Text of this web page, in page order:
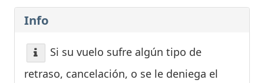
Info
Si su vuelo sufre algún tipo de
retraso, cancelación, o se le deniega el